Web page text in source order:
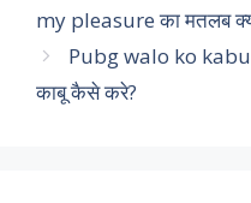
my pleasure का मतलब
Pubg walo ko
काबू कैसे करे?